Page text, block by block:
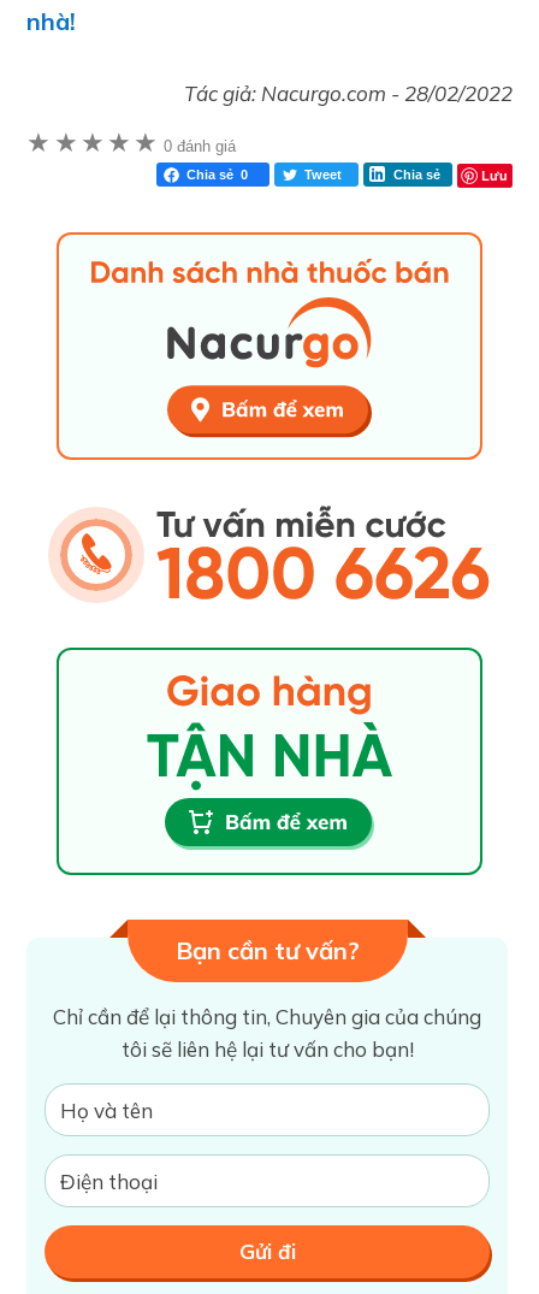
nhà!
Tác giả: Nacurgo.com - 28/02/2022
★ ★ ★ ★ ★ 0 đánh giá
Chia sẻ 0 Tweet Chia sẻ Lưu
Bạn cần tư vấn?
Chỉ cần để lại thông tin, Chuyên gia của chúng
tôi sẽ liên hệ lại tư vấn cho bạn!